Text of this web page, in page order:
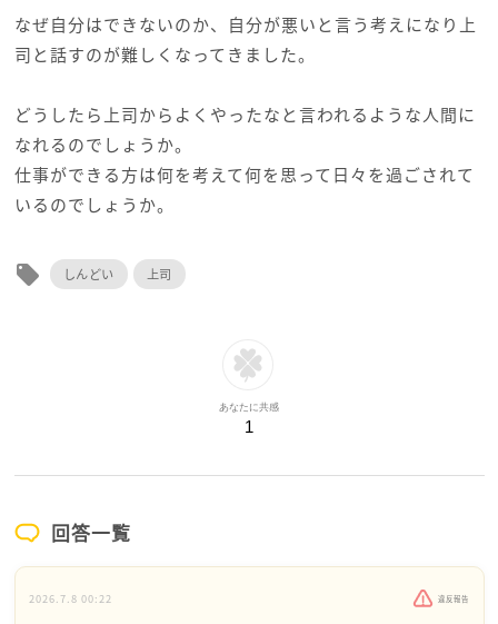
なぜ自分はできないのか、自分が悪いと言う考えになり上
司と話すのが難しくなってきました。
どうしたら上司からよくやったなと言われるような人間に
なれるのでしょうか。
仕事ができる方は何を考えて何を思って日々を過ごされて
いるのでしょうか。
local_offer しんどい 上司
あなたに共感
1
回答一覧
2026.7.8 00:22 違反報告